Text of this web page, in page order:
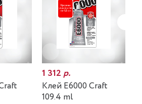
1 312р.
Клей E6000 Craft
109.4 ml